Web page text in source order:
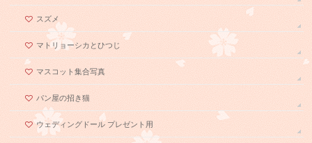
スズメ
マトリョーシカとひつじ
マスコット集合写真
パン屋の招き猫
ウェディングドール プレゼント用